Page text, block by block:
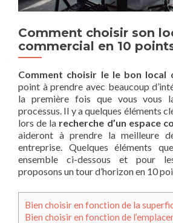
Comment choisir son
commercial en 10
Comment choisir le le bon local
point à prendre avec beaucoup
la première fois que vous vous
processus. Il y a quelques éléments
lors de la recherche d’un espace
aideront à prendre la meilleure
entreprise. Quelques éléments
ensemble ci-dessous et pour
proposons un tour d’horizon en 10
Bien choisir en fonction de la
Bien choisir en fonction de